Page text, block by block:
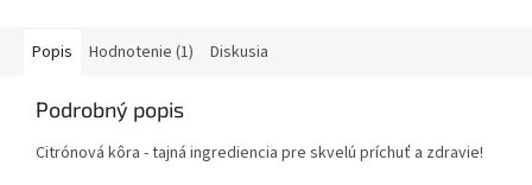
Popis Hodnotenie (1) Diskusia
Podrobný popis
Citrónová kôra - tajná ingrediencia pre skvelú príchuť a zdravie!